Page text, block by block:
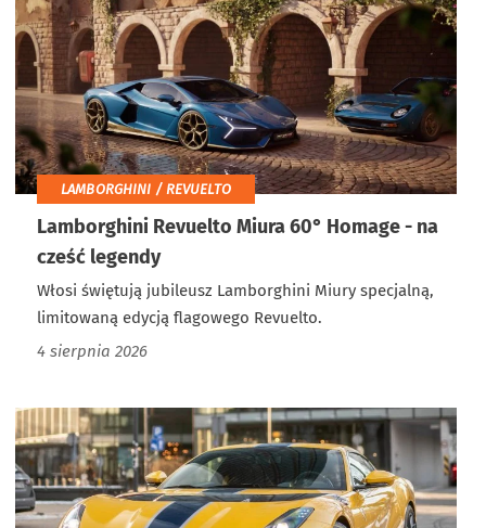
LAMBORGHINI / REVUELTO
Lamborghini Revuelto Miura 60° Homage - na
cześć legendy
Włosi świętują jubileusz Lamborghini Miury specjalną,
limitowaną edycją flagowego Revuelto.
4 sierpnia 2026